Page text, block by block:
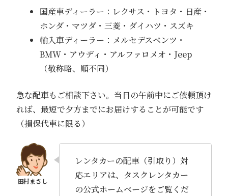
国産車ディーラー：レクサス・トヨタ・日産・
ホンダ・マツダ・三菱・ダイハツ・スズキ
輸入車ディーラー：メルセデスベンツ・
BMW・アウディ・アルファロメオ・Jeep
（敬称略、順不同）
急な配車もご相談下さい。当日の午前中にご依頼頂け
れば、最短で夕方までにお届けすることが可能です
（損保代車に限る）
レンタカーの配車（引取り）対
応エリアは、タスクレンタカー
の公式ホームページをご覧くだ